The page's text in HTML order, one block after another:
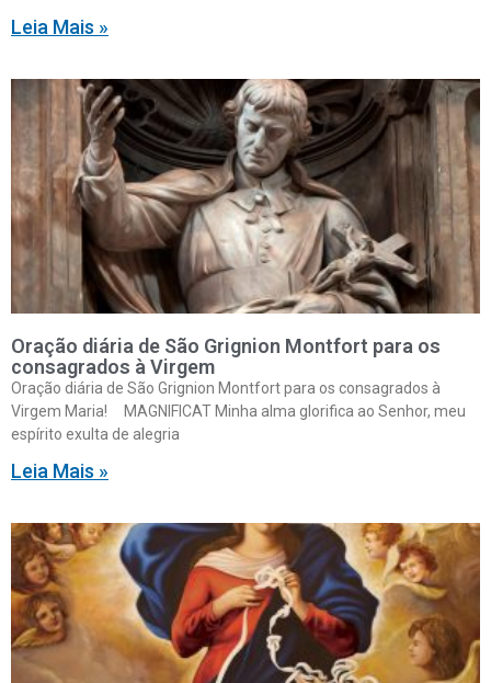
Leia Mais »
Oração diária de São Grignion Montfort para os
consagrados à Virgem
Oração diária de São Grignion Montfort para os consagrados à
Virgem Maria! MAGNIFICAT Minha alma glorifica ao Senhor, meu
espírito exulta de alegria
Leia Mais »